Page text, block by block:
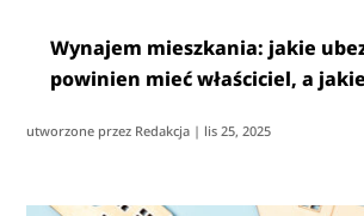
Wynajem mieszkania: jakie
powinien mieć właściciel, a
utworzone przez Redakcja | lis 25, 2025